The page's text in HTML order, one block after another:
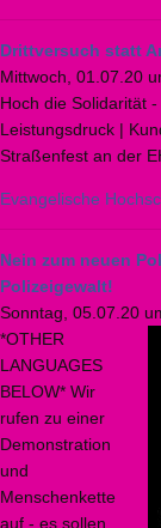
Drittversuch statt
Mittwoch, 01.07.20
Hoch die Solidarität
Leistungsdruck |
Straßenfest an der
Evangelische
Nein zum neuen
Polizeigewalt!
Sonntag, 05.07.20
*OTHER
LANGUAGES
BELOW* Wir
rufen zu einer
Demonstration
und
Menschenkette
auf - es sollen